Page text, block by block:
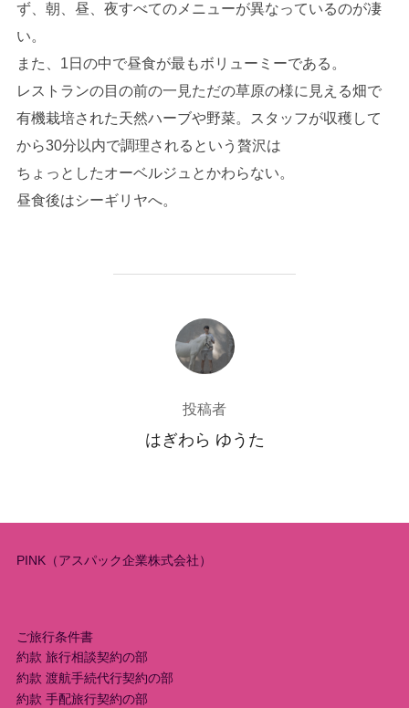
ず、朝、昼、夜すべてのメニューが異なっているのが凄
い。
また、1日の中で昼食が最もボリューミーである。
レストランの目の前の一見ただの草原の様に見える畑で
有機栽培された天然ハーブや野菜。スタッフが収穫して
から30分以内で調理されるという贅沢は
ちょっとしたオーベルジュとかわらない。
昼食後はシーギリヤへ。
投稿者
投稿者
はぎわら ゆうた
PINK（アスパック企業株式会社）
ご旅行条件書
約款 旅行相談契約の部
約款 渡航手続代行契約の部
約款 手配旅行契約の部